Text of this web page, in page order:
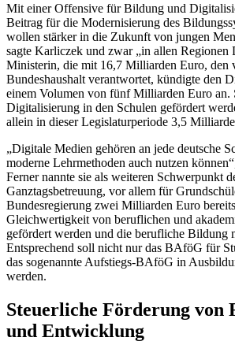
Mit einer Offensive für Bildung und
Beitrag für die Modernisierung des
wollen stärker in die Zukunft von jungen
sagte Karliczek und zwar „in allen Regionen
Ministerin, die mit 16,7 Milliarden Euro, den
Bundeshaushalt verantwortet, kündigte den
einem Volumen von fünf Milliarden Euro an.
Digitalisierung in den Schulen gefördert
allein in dieser Legislaturperiode 3,5
„Digitale Medien gehören an jede deutsche
moderne Lehrmethoden auch nutzen
Ferner nannte sie als weiteren Schwerpunkt
Ganztagsbetreuung, vor allem für
Bundesregierung zwei Milliarden Euro
Gleichwertigkeit von beruflichen und
gefördert werden und die berufliche Bildung
Entsprechend soll nicht nur das BAföG für
das sogenannte Aufstiegs-BAföG in
werden.
Steuerliche Förderung von
und Entwicklung